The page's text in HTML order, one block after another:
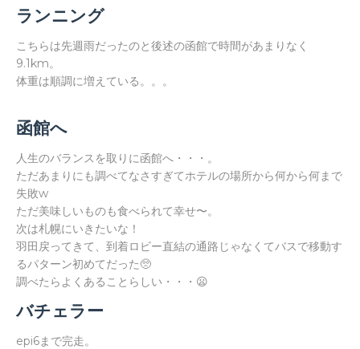
ランニング
こちらは先週雨だったのと後述の函館で時間があまりなく
9.1km。
体重は順調に増えている。。。
函館へ
人生のバランスを取りに函館へ・・・。
ただあまりにも調べてなさすぎてホテルの場所から何から何まで
失敗w
ただ美味しいものも食べられて幸せ〜。
次は札幌にいきたいな！
羽田戻ってきて、到着ロビー直結の通路じゃなくてバスで移動す
るパターン初めてだった🥺
調べたらよくあることらしい・・・😦
バチェラー
epi6まで完走。